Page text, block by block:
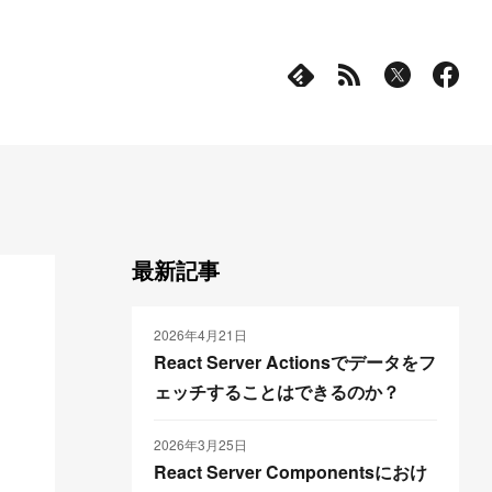
最新記事
2026年4月21日
React Server Actionsでデータをフ
ェッチすることはできるのか？
2026年3月25日
React Server Componentsにおけ